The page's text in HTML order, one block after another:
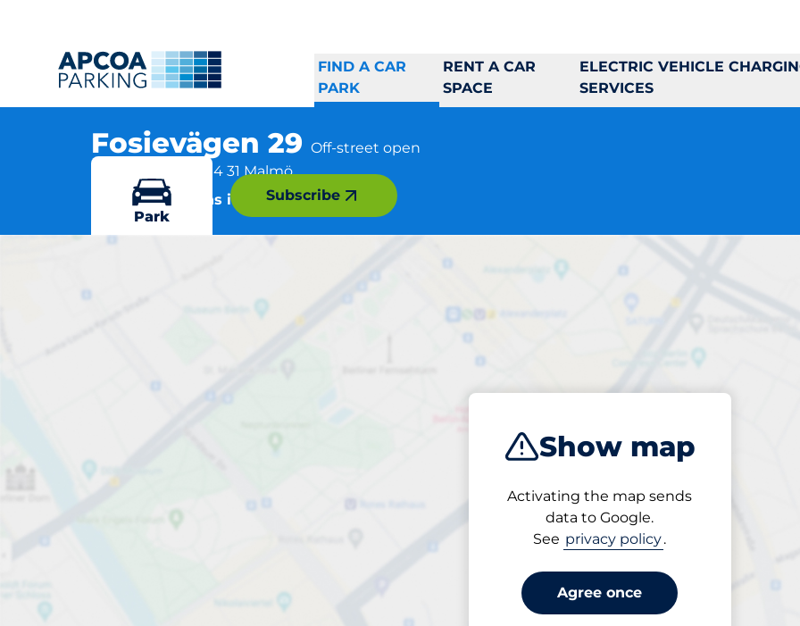
FIND A CAR
PARK
RENT A CAR
SPACE
ELECTRIC VEHICLE
SERVICES
Fosievägen 29 Off-street open
Fosievägen 29, 214 31 Malmö
More locations in Malmö
Show map
Activating the map sends
data to Google.
See privacy policy.
Agree once
Park
Subscribe
Fosievägen 29
Open now